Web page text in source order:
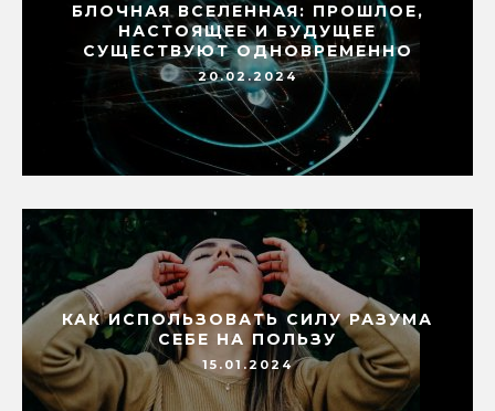
БЛОЧНАЯ ВСЕЛЕННАЯ: ПРОШЛОЕ,
НАСТОЯЩЕЕ И БУДУЩЕЕ
СУЩЕСТВУЮТ ОДНОВРЕМЕННО
20.02.2024
КАК ИСПОЛЬЗОВАТЬ СИЛУ РАЗУМА
СЕБЕ НА ПОЛЬЗУ
15.01.2024